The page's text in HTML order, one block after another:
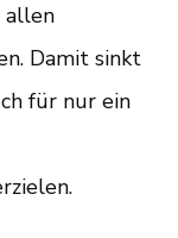
allen
Damit sinkt
für nur ein